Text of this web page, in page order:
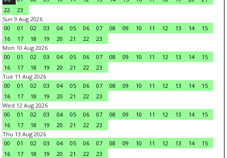
22
23
Sun 9 Aug 2026
00
01 02 03 04 05 06 07 08 09 10 11 12 13 14
15
16
17 18 19 20 21 22
23
Mon 10 Aug 2026
00
01 02 03 04 05 06 07 08 09 10 11 12 13 14
15
16
17 18 19 20 21 22
23
Tue 11 Aug 2026
00
01 02 03 04 05 06 07 08 09 10 11 12 13 14
15
16
17 18 19 20 21 22
23
Wed 12 Aug 2026
00
01 02 03 04 05 06 07 08 09 10 11 12 13 14
15
16
17 18 19 20 21 22
23
Thu 13 Aug 2026
00
01 02 03 04 05 06 07 08 09 10 11 12 13 14
15
16
17 18 19 20 21 22
23